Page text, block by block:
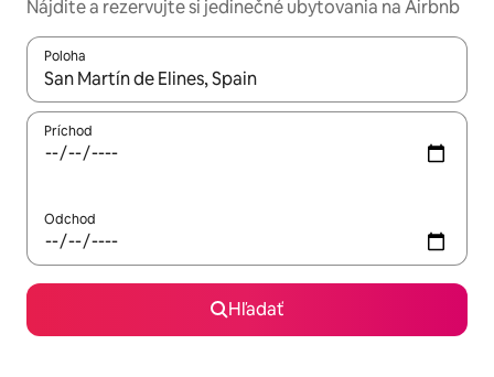
Nájdite a rezervujte si jedinečné ubytovania na Airbnb
Poloha
Keď budú výsledky k dispozícii, môžete si ich prechádzať
Príchod
Odchod
Hľadať